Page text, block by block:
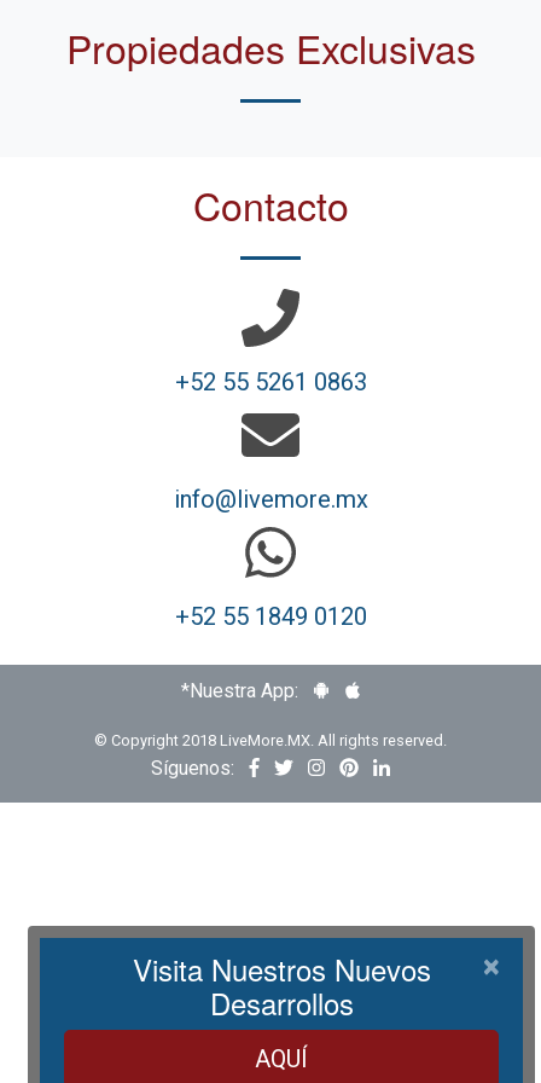
Propiedades Exclusivas
Contacto
+52 55 5261 0863
info@livemore.mx
+52 55 1849 0120
*Nuestra App:
© Copyright 2018 LiveMore.MX. All rights reserved.
Síguenos:
×
Visita Nuestros Nuevos
Desarrollos
AQUÍ